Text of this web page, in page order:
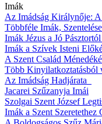
Imák
Az Imádság Királynője:
Többféle Imák,
Imák Jézus a Jó
Imák a Szívek Isteni
A Szent Család
Több Kinyilatkoztatásból
Az Imádság Hadjárata
Jacarei Szűzanyja Imái
Szolgai Szent József
Imák a Szent Szeretethez